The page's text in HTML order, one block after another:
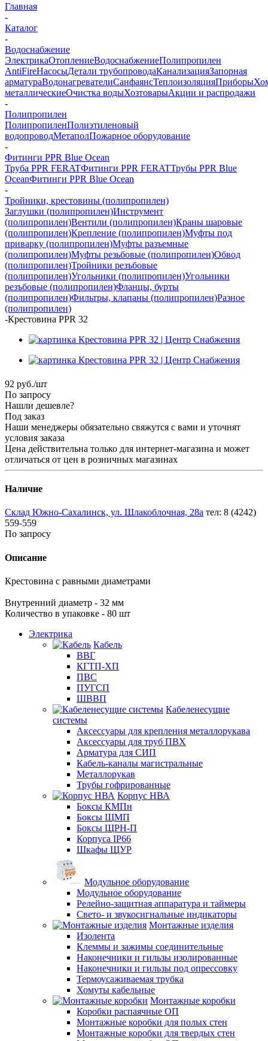
Главная
-
Каталог
-
Водоснабжение
ЭлектрикаОтоплениеВодоснабжениеПолипропилен
AntiFireНасосыДетали трубопроводаКанализацияЗапорная
арматураВодонагревателиСанфаянсТеплоизоляцияПриборы
металлическиеОчистка водыХозтоварыАкции и распродажи
-
Полипропилен
ПолипропиленПолиэтиленовый
водопроводМетаполПожарное оборудование
-
Фитинги PPR Blue Ocean
Труба PPR FERATФитинги PPR FERATТрубы PPR Blue
OceanФитинги PPR Blue Ocean
-
Тройники, крестовины (полипропилен)
Заглушки (полипропилен)Инструмент
(полипропилен)Вентили (полипропилен)Краны шаровые
(полипропилен)Крепление (полипропилен)Муфты под
приварку (полипропилен)Муфты разъемные
(полипропилен)Муфты резьбовые (полипропилен)Обвод
(полипропилен)Тройники резъбовые
(полипропилен)Угольники (полипропилен)Угольники
резъбовые (полипропилен)Фланцы, бурты
(полипропилен)Фильтры, клапаны (полипропилен)Разное
(полипропилен)
-Крестовина PPR 32
92 руб./шт
По запросу
Нашли дешевле?
Под заказ
Наши менеджеры обязательно свяжутся с вами и уточнят
условия заказа
Цена действительна только для интернет-магазина и может
отличаться от цен в розничных магазинах
Наличие
Склад Южно-Сахалинск, ул. Шлакоблочная, 28а тел: 8 (4242)
559-559
По запросу
Описание
Крестовина с равными диаметрами
Внутренний диаметр - 32 мм
Количество в упаковке - 80 шт
Электрика
Кабель
ВВГ
КГТП-ХП
ПВС
ПУГСП
ШВВП
Кабеленесущие
системы
Аксессуары для крепления металлорукава
Аксессуары для труб ПВХ
Арматура для СИП
Кабель-каналы магистральные
Металлорукав
Трубы гофрированные
Корпус НВА
Боксы КМПн
Боксы ЩМП
Боксы ЩРН-П
Корпуса IP66
Шкафы ЩУР
Модульное оборудование
Модульное оборудование
Релейно-защитная аппаратура и таймеры
Свето- и звукосигнальные индикаторы
Монтажные изделия
Изолента
Клеммы и зажимы соединительные
Наконечники и гильзы изолированные
Наконечники и гильзы под опрессовку
Термоусаживаемая трубка
Хомуты кабельные
Монтажные коробки
Коробки распаячные ОП
Монтажные коробки для полых стен
Монтажные коробки для твердых стен